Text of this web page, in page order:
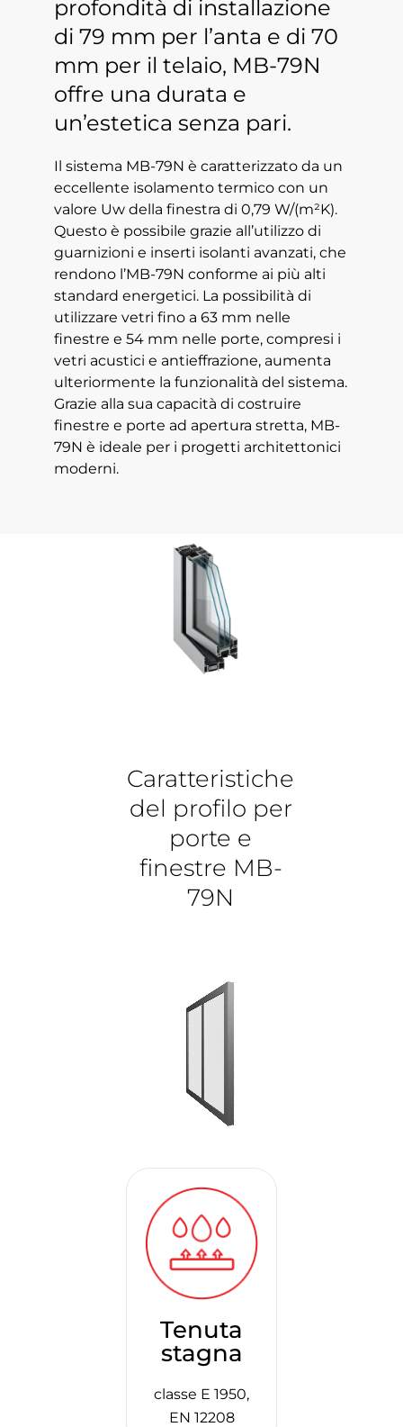
profondità di installazione
di 79 mm per l’anta e di 70
mm per il telaio, MB-79N
offre una durata e
un’estetica senza pari.
Il sistema MB-79N è caratterizzato da un
eccellente isolamento termico con un
valore Uw della finestra di 0,79 W/(m²K).
Questo è possibile grazie all’utilizzo di
guarnizioni e inserti isolanti avanzati, che
rendono l’MB-79N conforme ai più alti
standard energetici. La possibilità di
utilizzare vetri fino a 63 mm nelle
finestre e 54 mm nelle porte, compresi i
vetri acustici e antieffrazione, aumenta
ulteriormente la funzionalità del sistema.
Grazie alla sua capacità di costruire
finestre e porte ad apertura stretta, MB-
79N è ideale per i progetti architettonici
moderni.
Caratteristiche
del profilo per
porte e
finestre MB-
79N
Tenuta
stagna
classe E 1950,
EN 12208